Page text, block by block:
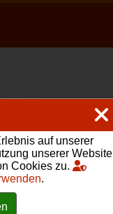
auf unserer
unserer Website
Cookies zu.
.